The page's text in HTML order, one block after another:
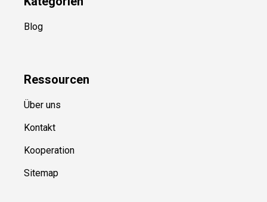
Blog
Ressourcen
Über uns
Kontakt
Kooperation
Sitemap